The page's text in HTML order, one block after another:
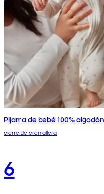
Pijama de bebé 100% algodón
cierre de cremallera
6